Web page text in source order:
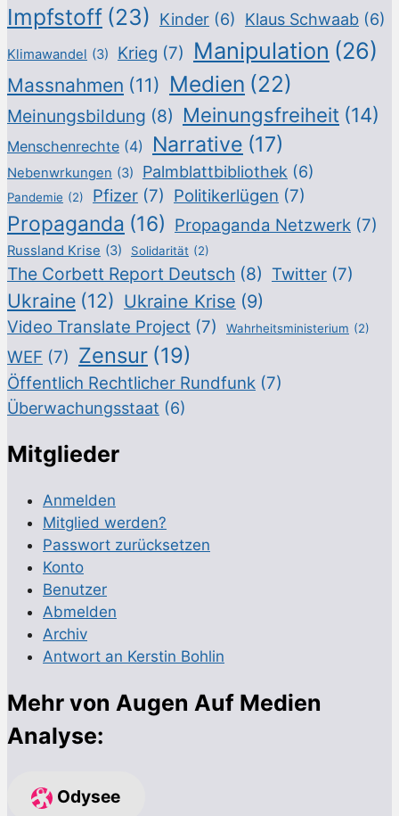
Impfstoff (23) Kinder (6) Klaus Schwaab (6)
Klimawandel (3) Krieg (7) Manipulation (26)
Massnahmen (11) Medien (22)
Meinungsbildung (8) Meinungsfreiheit (14)
Menschenrechte (4) Narrative (17)
Nebenwrkungen (3) Palmblattbibliothek (6)
Pandemie (2) Pfizer (7) Politikerlügen (7)
Propaganda (16) Propaganda Netzwerk (7)
Russland Krise (3) Solidarität (2)
The Corbett Report Deutsch (8) Twitter (7)
Ukraine (12) Ukraine Krise (9)
Video Translate Project (7) Wahrheitsministerium (2)
WEF (7) Zensur (19)
Öffentlich Rechtlicher Rundfunk (7)
Überwachungsstaat (6)
Mitglieder
Anmelden
Mitglied werden?
Passwort zurücksetzen
Konto
Benutzer
Abmelden
Archiv
Antwort an Kerstin Bohlin
Mehr von Augen Auf Medien
Analyse:
Odysee